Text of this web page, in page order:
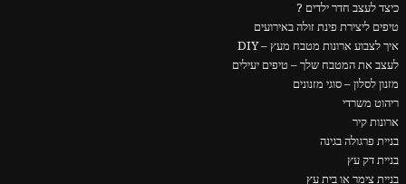
כיצד לעצב חדר ילדים ?
טיפים ליצירת פינת זולה באירועים
איך לצבוע ארונות מטבח מעץ – DIY
לעצב את המטבח שלך – טיפים יעילים
מזנון לסלון – סוגי מזנונים
ריהוט משרדי
ארונות קיר
בניית פרגולה בגינה
בניית דק עץ
בניית צימר או בית עץ